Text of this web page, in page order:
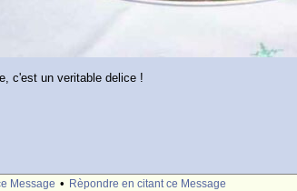
c'est un veritable delice !
Message • Rèpondre en citant ce Message